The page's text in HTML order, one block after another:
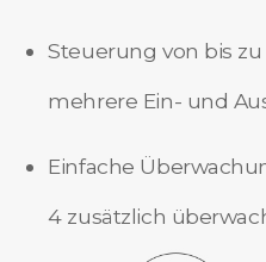
Steuerung von bis
mehrere Ein- und
Einfache
4 zusätzlich